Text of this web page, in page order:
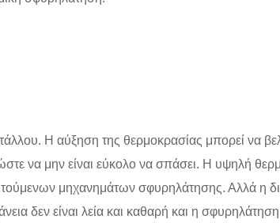
Η αύξηση της θερμοκρασίας μπορεί να
να μην είναι εύκολο να σπάσει. Η υψηλή
μηχανημάτων σφυρηλάτησης. Αλλά η
δεν είναι λεία και καθαρή και η